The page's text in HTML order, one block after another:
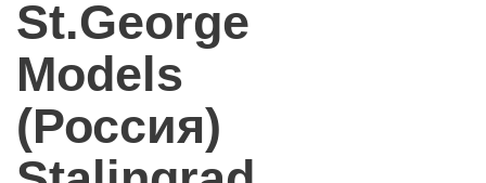
St.George
Models
(Россия)